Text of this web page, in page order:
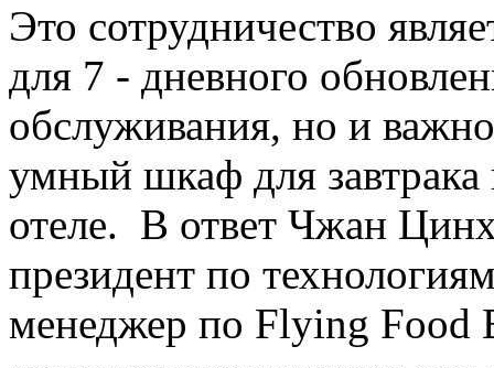
Это сотрудничество
для 7 - дневного
обслуживания, но и
умный шкаф для
отеле. В ответ Чжан
президент по
менеджер по Flying Food